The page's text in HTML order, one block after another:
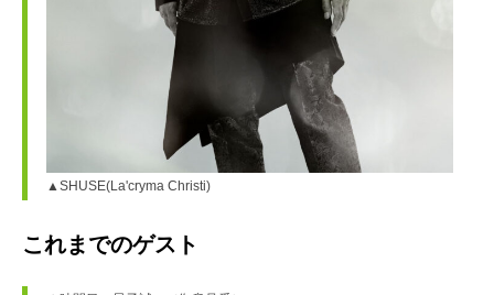
▲SHUSE(La'cryma Christi)
これまでのゲスト